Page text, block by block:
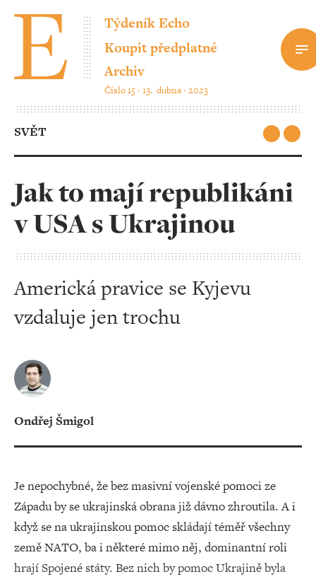
Týdeník Echo
Koupit předplatné
Archiv
Číslo 15 ‧ 13. dubna ‧ 2023
SVĚT
Jak to mají republikáni
v USA s Ukrajinou
Americká pravice se Kyjevu
vzdaluje jen trochu
Ondřej Šmigol
Je nepochybné, že bez masivní vojenské pomoci ze
Západu by se ukrajinská obrana již dávno zhroutila. A i
když se na ukrajinskou pomoc skládají téměř všechny
země NATO, ba i některé mimo něj, dominantní roli
hrají Spojené státy. Bez nich by pomoc Ukrajině byla